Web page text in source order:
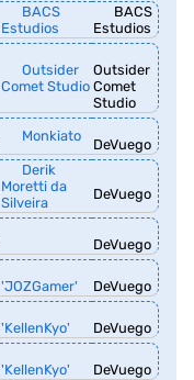
BACS
Estudios
BACS
Estudios
Outsider
Comet Studio
Outsider
Comet
Studio
Monkiato
DeVuego
Derik
Moretti da
Silveira
DeVuego
DeVuego
'JOZGamer' DeVuego
'KellenKyo' DeVuego
'KellenKyo' DeVuego